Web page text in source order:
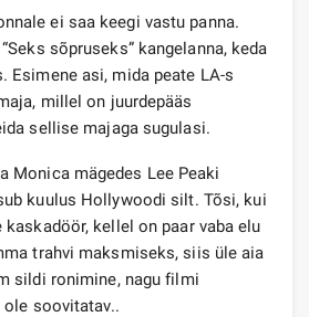
ei saa keegi vastu panna.
sõpruseks” kangelanna, keda
Esimene asi, mida peate LA-s
millel on juurdepääs
sellise majaga sugulasi.
Monica mägedes Lee Peaki
kuulus Hollywoodi silt. Tõsi, kui
kellel on paar vaba elu
trahvi maksmiseks, siis üle aia
sildi ronimine, nagu filmi
ole soovitatav..